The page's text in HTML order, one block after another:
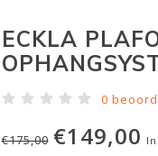
ECKLA
0
€175,00 €149,00